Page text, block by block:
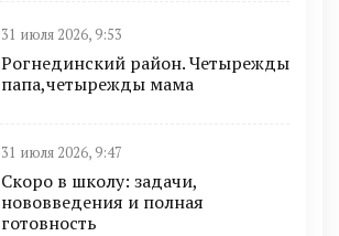
31 июля 2026, 9:53
Рогнединский район. Четырежды
папа,четырежды мама
31 июля 2026, 9:47
Скоро в школу: задачи,
нововведения и полная
готовность